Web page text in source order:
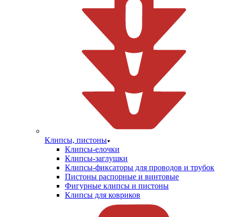
Клипсы, пистоны
Клипсы-елочки
Клипсы-заглушки
Клипсы-фиксаторы для проводов и трубок
Пистоны распорные и винтовые
Фигурные клипсы и пистоны
Клипсы для ковриков